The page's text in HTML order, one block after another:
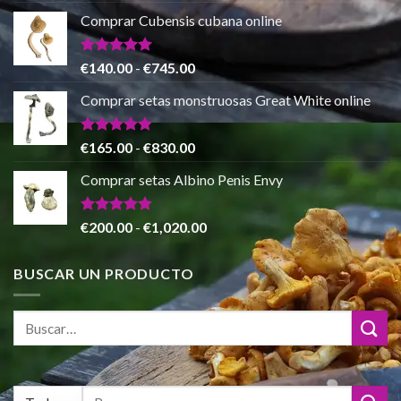
de 5
precio
original
era:
€80.00.
precio
actual
€55.00.
Comprar Cubensis cubana online
Valorado
con
5.00
de 5
€140.00-€745.00Rango
de
precios:
desde
€140.00
hasta
€745.00
Comprar setas monstruosas Great White online
Valorado
de 5
€165.00 - €830.00Rango
precios:
€165.00
€830.00
Comprar setas Albino Penis Envy
Valorado
€200.00 - €1,020.00Rango
precios:
desde
€200.00
BUSCAR UN PRODUCTO
Buscar